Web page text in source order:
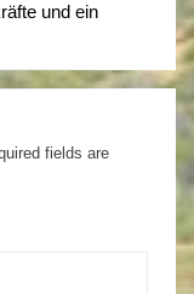
und ein
fields are